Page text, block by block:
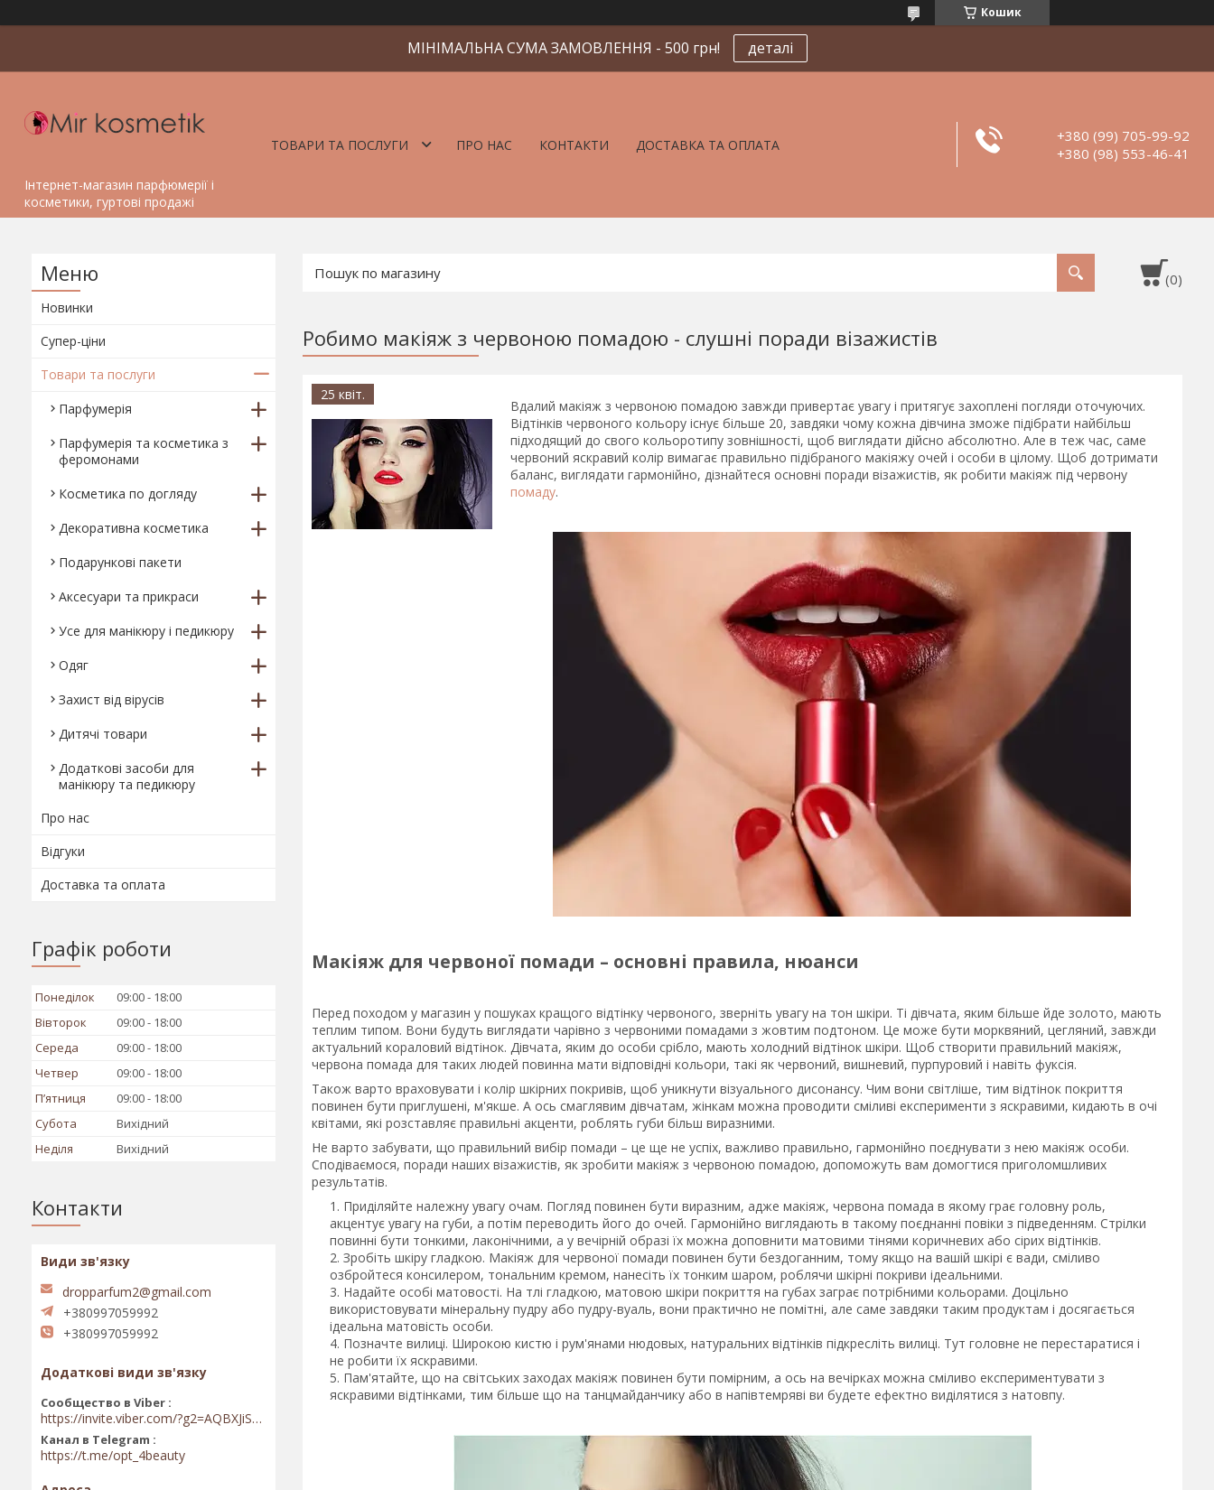
Кошик
МІНІМАЛЬНА СУМА ЗАМОВЛЕННЯ - 500 грн! деталі
Інтернет-магазин парфюмерії і
косметики, гуртові продажі
ТОВАРИ ТА ПОСЛУГИ ПРО НАС КОНТАКТИ ДОСТАВКА ТА ОПЛАТА
+380 (99) 705-99-92
+380 (98) 553-46-41
Робимо макіяж з червоною помадою - слушні поради візажистів
25 квіт.
Вдалий макіяж з червоною помадою завжди привертає увагу і притягує захоплені погляди оточуючих.
Відтінків червоного кольору існує більше 20, завдяки чому кожна дівчина зможе підібрати найбільш
підходящий до свого кольоротипу зовнішності, щоб виглядати дійсно абсолютно. Але в теж час, саме
червоний яскравий колір вимагає правильно підібраного макіяжу очей і особи в цілому. Щоб дотримати
баланс, виглядати гармонійно, дізнайтеся основні поради візажистів, як робити макіяж під червону
помаду.
Макіяж для червоної помади – основні правила, нюанси
Перед походом у магазин у пошуках кращого відтінку червоного, зверніть увагу на тон шкіри. Ті дівчата, яким більше йде золото, мають
теплим типом. Вони будуть виглядати чарівно з червоними помадами з жовтим подтоном. Це може бути морквяний, цегляний, завжди
актуальний кораловий відтінок. Дівчата, яким до особи срібло, мають холодний відтінок шкіри. Щоб створити правильний макіяж,
червона помада для таких людей повинна мати відповідні кольори, такі як червоний, вишневий, пурпуровий і навіть фуксія.
Також варто враховувати і колір шкірних покривів, щоб уникнути візуального дисонансу. Чим вони світліше, тим відтінок покриття
повинен бути приглушені, м'якше. А ось смаглявим дівчатам, жінкам можна проводити сміливі експерименти з яскравими, кидають в очі
квітами, які розставляє правильні акценти, роблять губи більш виразними.
Не варто забувати, що правильний вибір помади – це ще не успіх, важливо правильно, гармонійно поєднувати з нею макіяж особи.
Сподіваємося, поради наших візажистів, як зробити макіяж з червоною помадою, допоможуть вам домогтися приголомшливих
результатів.
Приділяйте належну увагу очам. Погляд повинен бути виразним, адже макіяж, червона помада в якому грає головну роль,
акцентує увагу на губи, а потім переводить його до очей. Гармонійно виглядають в такому поєднанні повіки з підведенням. Стрілки
повинні бути тонкими, лаконічними, а у вечірній образі їх можна доповнити матовими тінями коричневих або сірих відтінків.
Зробіть шкіру гладкою. Макіяж для червоної помади повинен бути бездоганним, тому якщо на вашій шкірі є вади, сміливо
озбройтеся консилером, тональним кремом, нанесіть їх тонким шаром, роблячи шкірні покриви ідеальними.
Надайте особі матовості. На тлі гладкою, матовою шкіри покриття на губах заграє потрібними кольорами. Доцільно
використовувати мінеральну пудру або пудру-вуаль, вони практично не помітні, але саме завдяки таким продуктам і досягається
ідеальна матовість особи.
Позначте вилиці. Широкою кистю і рум'янами нюдовых, натуральних відтінків підкресліть вилиці. Тут головне не перестаратися і
не робити їх яскравими.
Пам'ятайте, що на світських заходах макіяж повинен бути помірним, а ось на вечірках можна сміливо експериментувати з
яскравими відтінками, тим більше що на танцмайданчику або в напівтемряві ви будете ефектно виділятися з натовпу.
Новинки
Супер-ціни
Товари та послуги
Парфумерія
Парфумерія та косметика з
феромонами
Косметика по догляду
Декоративна косметика
Подарункові пакети
Аксесуари та прикраси
Усе для манікюру і педикюру
Одяг
Захист від вірусів
Дитячі товари
Додаткові засоби для
манікюру та педикюру
Про нас
Відгуки
Доставка та оплата
Графік роботи
Понеділок 09:00
18:00
Вівторок
09:00
18:00
Середа
09:00
18:00
Четвер
09:00
18:00
Пʼятниця
09:00
18:00
Субота
Вихідний
Неділя
Вихідний
Контакти
dropparfum2@gmail.com
+380997059992
+380997059992
Сообщество в Viber
https://invite.viber.com/?g2=AQBXJiSwIKj9N0wsLWM5JifCoZ3k4Lza4fq58RAqpi3Qaj4OiaoTVb4yP1q7iB6e
Канал в Telegram
https://t.me/opt_4beauty